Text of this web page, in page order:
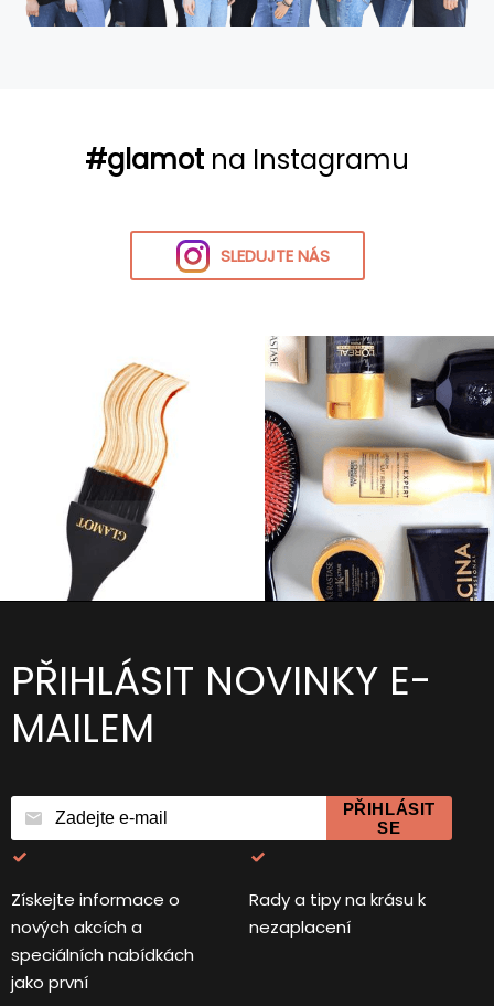
#glamot na Instagramu
SLEDUJTE NÁS
PŘIHLÁSIT NOVINKY E-
MAILEM
PŘIHLÁSIT
SE
Získejte informace o
nových akcích a
speciálních nabídkách
jako první
Rady a tipy na krásu k
nezaplacení